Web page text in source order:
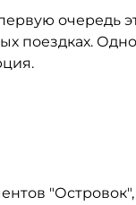
очередь
поездках.
"Островок",